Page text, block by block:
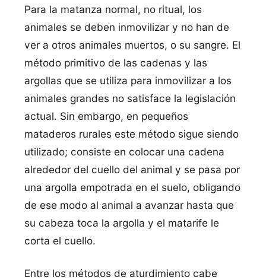
Para la matanza normal, no ritual, los
animales se deben inmovilizar y no han de
ver a otros animales muertos, o su sangre. El
método primitivo de las cadenas y las
argollas que se utiliza para inmovilizar a los
animales grandes no satisface la legislación
actual. Sin embargo, en pequeños
mataderos rurales este método sigue siendo
utilizado; consiste en colocar una cadena
alrededor del cuello del animal y se pasa por
una argolla empotrada en el suelo, obligando
de ese modo al animal a avanzar hasta que
su cabeza toca la argolla y el matarife le
corta el cuello.
Entre los métodos de aturdimiento cabe